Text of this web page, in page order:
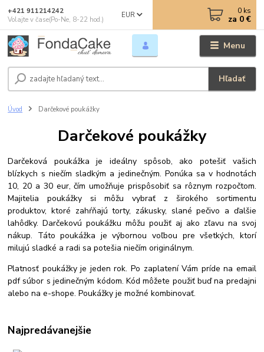
Menu
EUR
Hľadať
+421 911214242
Volajte v čase(Po-Ne, 8-22 hod.)
0 ks
za 0 €
Úvod Darčekové poukážky
Darčekové poukážky
Darčeková poukážka je ideálny spôsob, ako potešiť vašich
blízkych s niečím sladkým a jedinečným. Ponúka sa v hodnotách
10, 20 a 30 eur, čím umožňuje prispôsobiť sa rôznym rozpočtom.
Majitelia poukážky si môžu vybrať z širokého sortimentu
produktov, ktoré zahŕňajú torty, zákusky, slané pečivo a ďalšie
lahôdky. Darčekovú poukážku môžu použiť aj ako zľavu na svoj
nákup. Táto poukážka je výbornou voľbou pre všetkých, ktorí
milujú sladké a radi sa potešia niečím originálnym.
Platnosť poukážky je jeden rok. Po zaplatení Vám príde na email
pdf súbor s jedinečným kódom. Kód môžete použiť buď na predajni
alebo na e-shope. Poukážky je možné kombinovať.
Najpredávanejšie